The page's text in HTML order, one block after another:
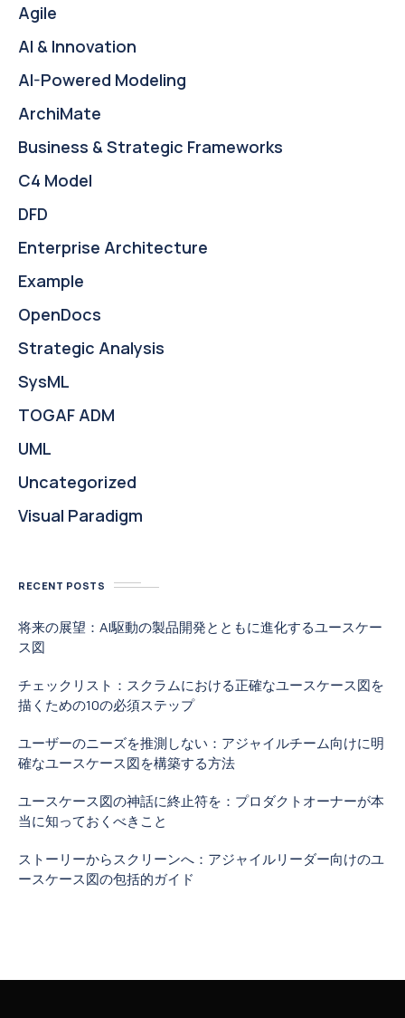
Agile
AI & Innovation
AI-Powered Modeling
ArchiMate
Business & Strategic Frameworks
C4 Model
DFD
Enterprise Architecture
Example
OpenDocs
Strategic Analysis
SysML
TOGAF ADM
UML
Uncategorized
Visual Paradigm
RECENT POSTS
将来の展望：AI駆動の製品開発とともに進化するユースケー
ス図
チェックリスト：スクラムにおける正確なユースケース図を
描くための10の必須ステップ
ユーザーのニーズを推測しない：アジャイルチーム向けに明
確なユースケース図を構築する方法
ユースケース図の神話に終止符を：プロダクトオーナーが本
当に知っておくべきこと
ストーリーからスクリーンへ：アジャイルリーダー向けのユ
ースケース図の包括的ガイド